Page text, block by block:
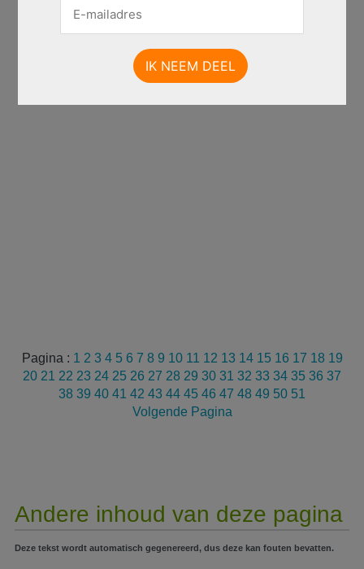
Pagina : 1 2 3 4 5 6 7 8 9 10 11 12 13 14 15 16 17 18 19
20 21 22 23 24 25 26 27 28 29 30 31 32 33 34 35 36 37
38 39 40 41 42 43 44 45 46 47 48 49 50 51
Volgende Pagina
Andere inhoud van deze pagina
Deze tekst wordt automatisch gegenereerd, dus deze kan fouten bevatten.